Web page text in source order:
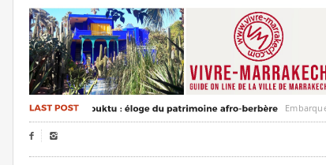
Embarquez
 